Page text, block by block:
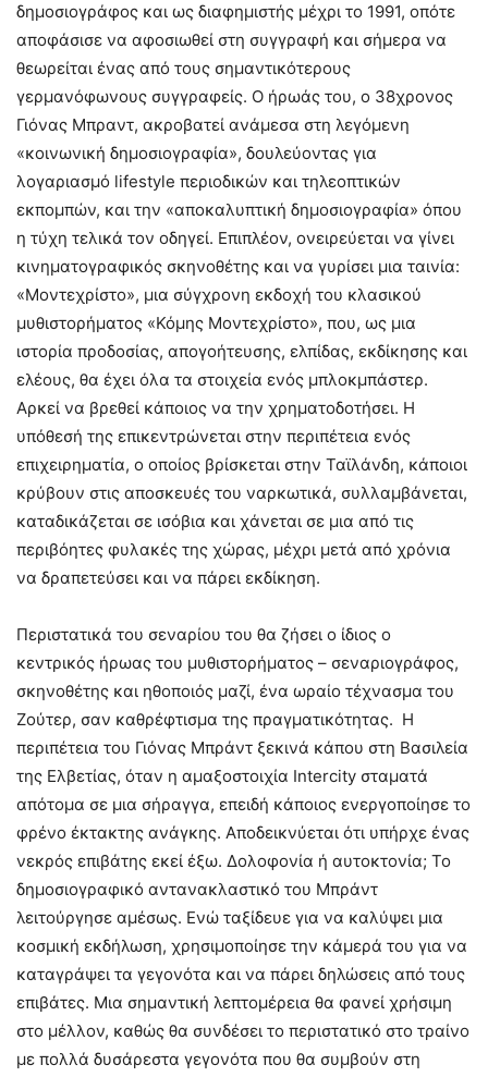
δημοσιογράφος και ως διαφημιστής μέχρι το 1991, οπότε
αποφάσισε να αφοσιωθεί στη συγγραφή και σήμερα να
θεωρείται ένας από τους σημαντικότερους
γερμανόφωνους συγγραφείς. Ο ήρωάς του, ο 38χρονος
Γιόνας Μπραντ, ακροβατεί ανάμεσα στη λεγόμενη
«κοινωνική δημοσιογραφία», δουλεύοντας για
λογαριασμό lifestyle περιοδικών και τηλεοπτικών
εκπομπών, και την «αποκαλυπτική δημοσιογραφία» όπου
η τύχη τελικά τον οδηγεί. Επιπλέον, ονειρεύεται να γίνει
κινηματογραφικός σκηνοθέτης και να γυρίσει μια ταινία:
«Μοντεχρίστο», μια σύγχρονη εκδοχή του κλασικού
μυθιστορήματος «Κόμης Μοντεχρίστο», που, ως μια
ιστορία προδοσίας, απογοήτευσης, ελπίδας, εκδίκησης και
ελέους, θα έχει όλα τα στοιχεία ενός μπλοκμπάστερ.
Αρκεί να βρεθεί κάποιος να την χρηματοδοτήσει. Η
υπόθεσή της επικεντρώνεται στην περιπέτεια ενός
επιχειρηματία, ο οποίος βρίσκεται στην Ταϊλάνδη, κάποιοι
κρύβουν στις αποσκευές του ναρκωτικά, συλλαμβάνεται,
καταδικάζεται σε ισόβια και χάνεται σε μια από τις
περιβόητες φυλακές της χώρας, μέχρι μετά από χρόνια
να δραπετεύσει και να πάρει εκδίκηση.
Περιστατικά του σεναρίου του θα ζήσει ο ίδιος ο
κεντρικός ήρωας του μυθιστορήματος – σεναριογράφος,
σκηνοθέτης και ηθοποιός μαζί, ένα ωραίο τέχνασμα του
Ζούτερ, σαν καθρέφτισμα της πραγματικότητας. Η
περιπέτεια του Γιόνας Μπράντ ξεκινά κάπου στη Βασιλεία
της Ελβετίας, όταν η αμαξοστοιχία Intercity σταματά
απότομα σε μια σήραγγα, επειδή κάποιος ενεργοποίησε το
φρένο έκτακτης ανάγκης. Αποδεικνύεται ότι υπήρχε ένας
νεκρός επιβάτης εκεί έξω. Δολοφονία ή αυτοκτονία; Το
δημοσιογραφικό αντανακλαστικό του Μπράντ
λειτούργησε αμέσως. Ενώ ταξίδευε για να καλύψει μια
κοσμική εκδήλωση, χρησιμοποίησε την κάμερά του για να
καταγράψει τα γεγονότα και να πάρει δηλώσεις από τους
επιβάτες. Μια σημαντική λεπτομέρεια θα φανεί χρήσιμη
στο μέλλον, καθώς θα συνδέσει το περιστατικό στο τραίνο
με πολλά δυσάρεστα γεγονότα που θα συμβούν στη